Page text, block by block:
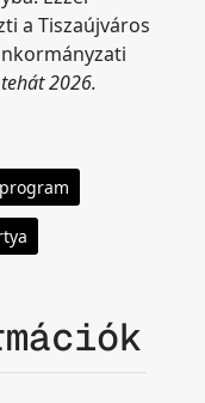
a Tiszaújváros
2026.